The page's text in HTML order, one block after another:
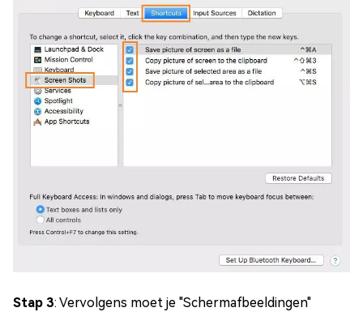
Stap 3: Vervolgens moet je "Schermafbeeldingen"